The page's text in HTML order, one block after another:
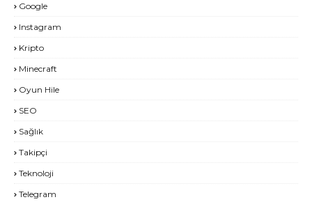
Google
Instagram
Kripto
Minecraft
Oyun Hile
SEO
Sağlık
Takipçi
Teknoloji
Telegram